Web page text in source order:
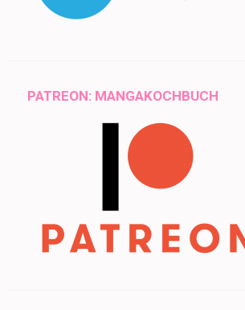
PATREON: MANGAKOCHBUCH